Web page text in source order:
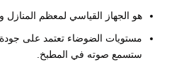
هو الجهاز القياسي لمعظم المنازل
مستويات الضوضاء تعتمد على
ستسمع صوته في المطبخ.